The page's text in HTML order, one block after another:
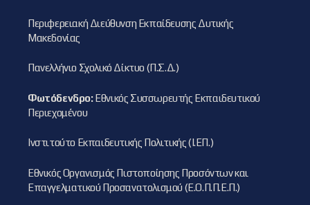
Περιφερειακή Διεύθυνση Εκπαίδευσης Δυτικής
Μακεδονίας
Πανελλήνιο Σχολικό Δίκτυο (Π.Σ.Δ.)
Φωτόδενδρο:Εθνικός Συσσωρευτής Εκπαιδευτικού
Περιεχομένου
Ινστιτούτο Εκπαιδευτικής Πολιτικής (Ι.ΕΠ.)
Εθνικός Οργανισμός Πιστοποίησης Προσόντων και
Επαγγελματικού Προσανατολισμού (Ε.Ο.Π.Π.Ε.Π.)